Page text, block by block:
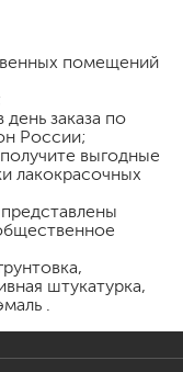
помещений
заказа по
России;
выгодные
лакокрасочных
штукатурка,
.